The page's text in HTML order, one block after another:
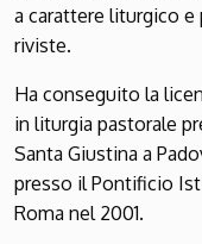
a carattere liturgico e
riviste.
Ha conseguito la
in liturgia pastorale
Santa Giustina a
presso il Pontificio
Roma nel 2001.